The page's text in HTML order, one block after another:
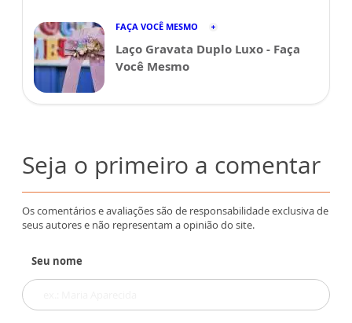
FAÇA VOCÊ MESMO
Laço Gravata Duplo Luxo - Faça
Você Mesmo
Seja o primeiro a comentar
Os comentários e avaliações são de responsabilidade exclusiva de
seus autores e não representam a opinião do site.
Seu nome